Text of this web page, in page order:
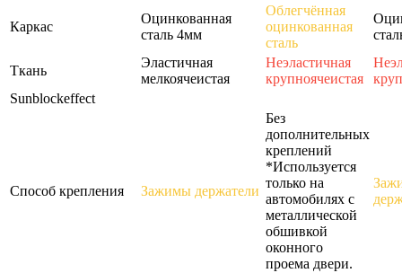
Каркас
Оцинкованная
сталь 4мм
Облегчённая
оцинкованная
сталь
Ткань
Эластичная
мелкоячеистая
Неэластичная
крупноячеистая
Sunblockeffect
Способ крепления Зажимы держатели
Без
дополнительных
креплений
*Используется
только на
автомобилях с
металлической
обшивкой
оконного
проема двери.